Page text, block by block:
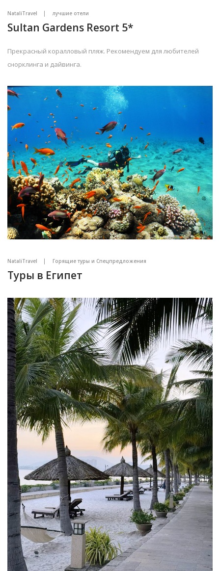
NataliTravel лучшие отели
Sultan Gardens Resort 5*
Прекрасный коралловый пляж. Рекомендуем для любителей
снорклинга и дайвинга.
NataliTravel Горящие туры и Спецпредложения
Туры в Египет